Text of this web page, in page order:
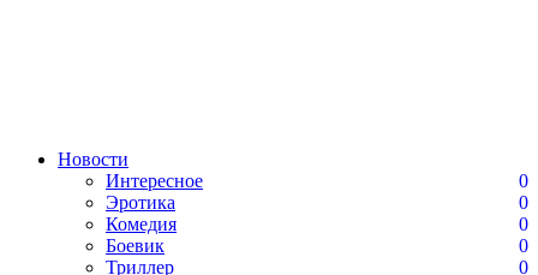
Новости
Интересное
0
Эротика
0
Комедия
0
Боевик
0
Триллер
0